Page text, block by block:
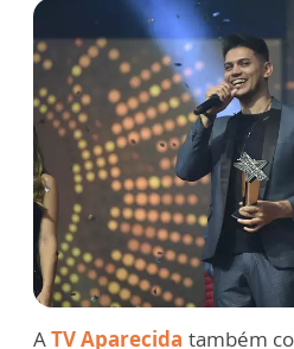
ATV Aparecida também